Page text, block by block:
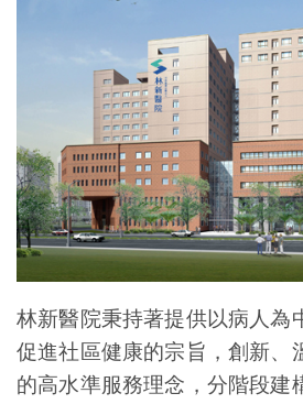
林新醫院秉持著提供以病人為
促進社區健康的宗旨，創新、
的高水準服務理念，分階段建